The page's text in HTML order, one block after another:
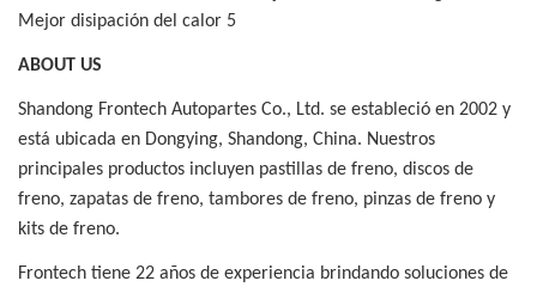
ABOUT US
Shandong Frontech Autopartes Co., Ltd. se estableció en 2002 y
está ubicada en Dongying, Shandong, China. Nuestros
principales productos incluyen pastillas de freno, discos de
freno, zapatas de freno, tambores de freno, pinzas de freno y
kits de freno.
Frontech tiene 22 años de experiencia brindando soluciones de